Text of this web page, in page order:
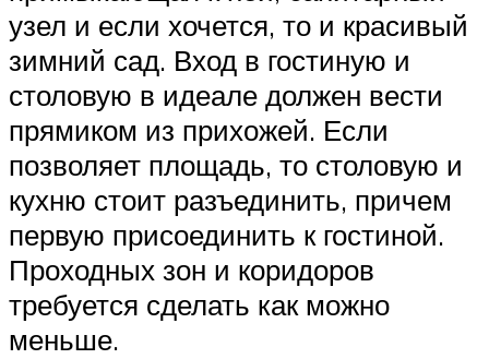
узел и если хочется, то и красивый
зимний сад. Вход в гостиную и
столовую в идеале должен вести
прямиком из прихожей. Если
позволяет площадь, то столовую и
кухню стоит разъединить, причем
первую присоединить к гостиной.
Проходных зон и коридоров
требуется сделать как можно
меньше.